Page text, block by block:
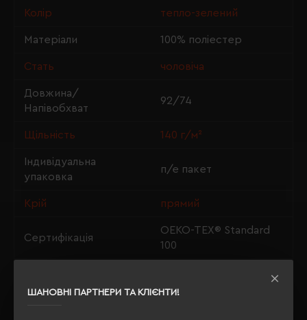
ШАНОВНІ ПАРТНЕРИ ТА КЛІЄНТИ!
Колір тепло-зелений
Матеріали 100% поліестер
Стать чоловіча
Довжина/
Напівобхват
92/74
Щільність 140 г/м²
Індивідуальна
упаковка
п/е пакет
Крій прямий
Сертифікація
OEKO-TEX® Standard
100